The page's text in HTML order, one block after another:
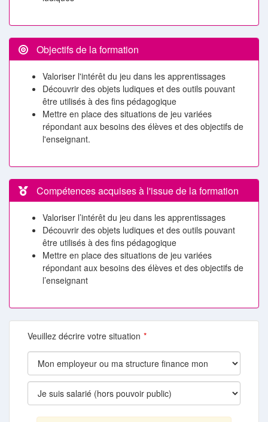
Objectifs de la formation
Valoriser l'intérêt du jeu dans les apprentissages
Découvrir des objets ludiques et des outils pouvant
être utilisés à des fins pédagogique
Mettre en place des situations de jeu variées
répondant aux besoins des élèves et des objectifs de
l'enseignant.
Compétences acquises à l'issue de la formation
Valoriser l’intérêt du jeu dans les apprentissages
Découvrir des objets ludiques et des outils pouvant
être utilisés à des fins pédagogique
Mettre en place des situations de jeu variées
répondant aux besoins des élèves et des objectifs de
l’enseignant
Veuillez décrire votre situation